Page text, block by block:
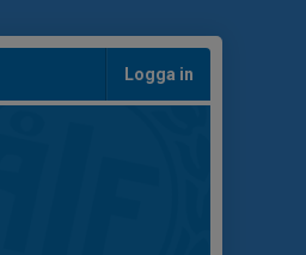
Logga in